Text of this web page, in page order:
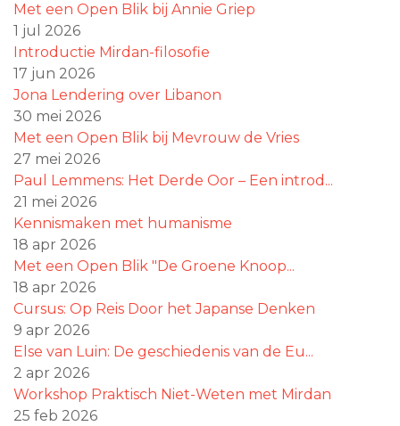
Met een Open Blik bij Annie Griep
1 jul 2026
Introductie Mirdan-filosofie
17 jun 2026
Jona Lendering over Libanon
30 mei 2026
Met een Open Blik bij Mevrouw de Vries
27 mei 2026
Paul Lemmens: Het Derde Oor – Een introd...
21 mei 2026
Kennismaken met humanisme
18 apr 2026
Met een Open Blik "De Groene Knoop...
18 apr 2026
Cursus: Op Reis Door het Japanse Denken
9 apr 2026
Else van Luin: De geschiedenis van de Eu...
2 apr 2026
Workshop Praktisch Niet-Weten met Mirdan
25 feb 2026